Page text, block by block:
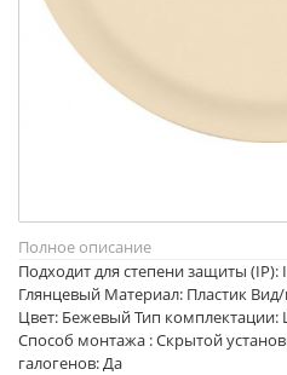
Полное описание
Подходит для степени защиты (IP):
Глянцевый Материал: Пластик
Цвет: Бежевый Тип комплектации:
Способ монтажа : Скрытой
галогенов: Да